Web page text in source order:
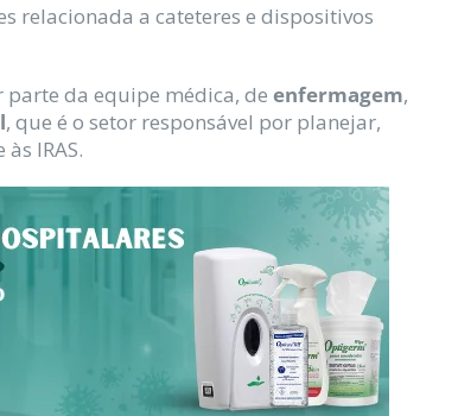
relacionada a cateteres e dispositivos
parte da equipe médica, de enfermagem,
, que é o setor responsável por planejar,
IRAS.